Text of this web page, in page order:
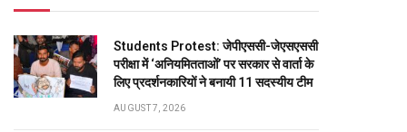
Students Protest: जेपीएससी-जेएसएससी
परीक्षा में ‘अनियमितताओं’ पर सरकार से वार्ता के
लिए प्रदर्शनकारियों ने बनायी 11 सदस्यीय टीम
AUGUST 7, 2026